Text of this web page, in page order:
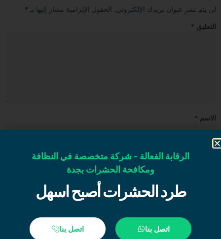
لن يتم نشر عنوان بريدك الإلكتروني. الحقول الإلزامية مشار إليها بـ *
التعليق *
الاسم *
البريد الإلكتروني
الموقع الإلكتروني
احفظ اسمي، بريدي الإلكتروني، والموقع الإلكتروني في هذا المتصفح
الرقابة الفعالة - شركة متخصصة في النظافة
ومكافحة الحشرات بجدة
طرد الحشرات أصبح اسهل
اتصل بنا اتصل بنا